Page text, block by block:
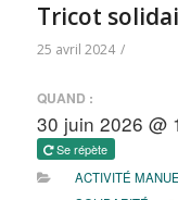
Tricot
25 avril 2024 /
QUAND :
30 juin 2026 @
Se répète
ACTIVITÉ